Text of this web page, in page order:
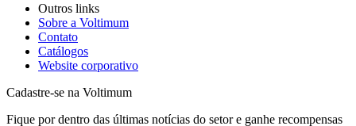
Outros links
Sobre a Voltimum
Contato
Catálogos
Website corporativo
Cadastre-se na Voltimum
Fique por dentro das últimas notícias do setor e ganhe recompensas